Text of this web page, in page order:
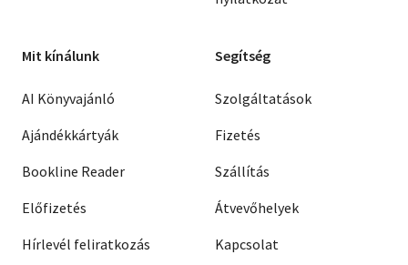
Mit kínálunk
AI Könyvajánló
Ajándékkártyák
Bookline Reader
Előfizetés
Hírlevél feliratkozás
Segítség
Szolgáltatások
Fizetés
Szállítás
Átvevőhelyek
Kapcsolat